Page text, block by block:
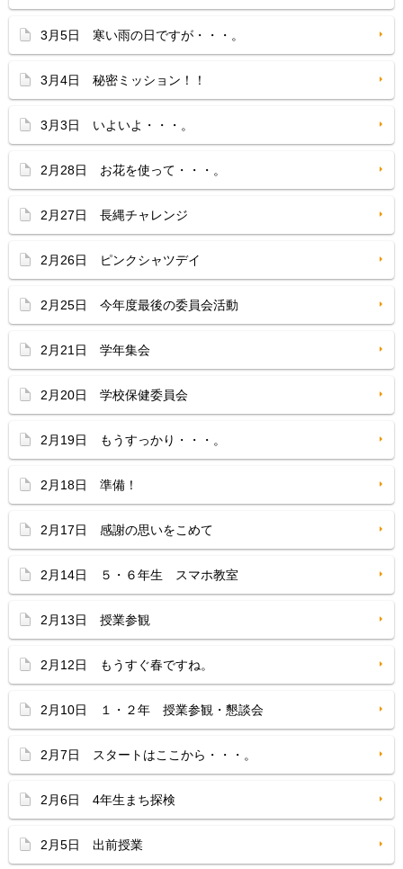
3月5日 寒い雨の日ですが・・・。
3月4日 秘密ミッション！！
3月3日 いよいよ・・・。
2月28日 お花を使って・・・。
2月27日 長縄チャレンジ
2月26日 ピンクシャツデイ
2月25日 今年度最後の委員会活動
2月21日 学年集会
2月20日 学校保健委員会
2月19日 もうすっかり・・・。
2月18日 準備！
2月17日 感謝の思いをこめて
2月14日 ５・６年生 スマホ教室
2月13日 授業参観
2月12日 もうすぐ春ですね。
2月10日 １・２年 授業参観・懇談会
2月7日 スタートはここから・・・。
2月6日 4年生まち探検
2月5日 出前授業